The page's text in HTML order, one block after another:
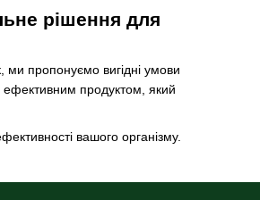
рішення для
пропонуємо вигідні умови
ефективним продуктом, який
вашого організму.